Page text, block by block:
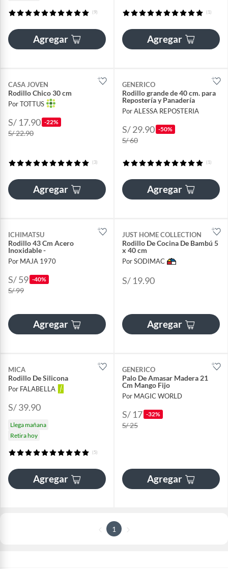
(9)
Agregar
(1)
Agregar
CASA JOVEN
Rodillo Chico 30 cm
Por TOTTUS
S/ 17.90 -22%
S/ 22.90
(3)
Agregar
GENERICO
Rodillo grande de 40 cm. para
Repostería y Panadería
Por ALESSA REPOSTERIA
S/ 29.90 -50%
S/ 60
(1)
Agregar
ICHIMATSU
Rodillo 43 Cm Acero
Inoxidable -
Por MAJA 1970
S/ 59 -40%
S/ 99
Agregar
JUST HOME COLLECTION
Rodillo De Cocina De Bambú 5
x 40 cm
Por SODIMAC
S/ 19.90
Agregar
MICA
Rodillo De Silicona
Por FALABELLA
S/ 39.90
Llega mañana
Retira hoy
(5)
Agregar
GENERICO
Palo De Amasar Madera 21
Cm Mango Fijo
Por MAGIC WORLD
S/ 17 -32%
S/ 25
Agregar
1